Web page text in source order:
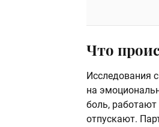
Что
Исследования
на
боль,
отпускают.